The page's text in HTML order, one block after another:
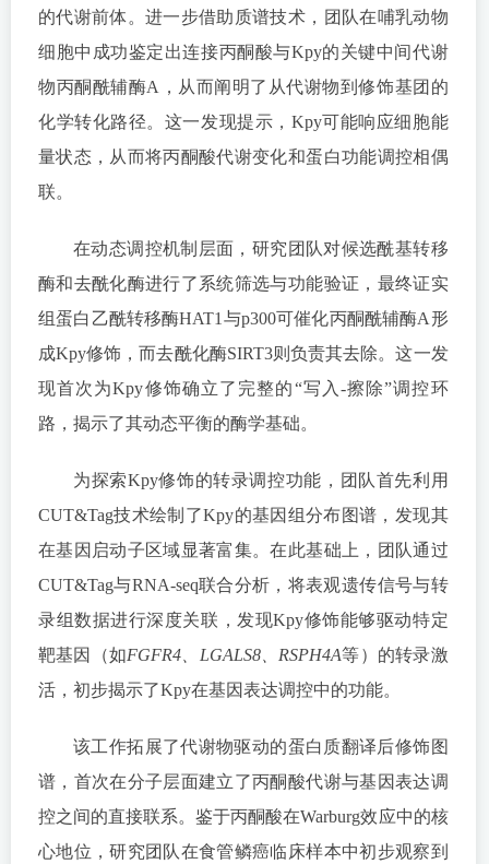
的代谢前体。进一步借助质谱技术，团队在哺乳动物
细胞中成功鉴定出连接丙酮酸与Kpy的关键中间代谢
物丙酮酰辅酶A，从而阐明了从代谢物到修饰基团的
化学转化路径。这一发现提示，Kpy可能响应细胞能
量状态，从而将丙酮酸代谢变化和蛋白功能调控相偶
联。
在动态调控机制层面，研究团队对候选酰基转移
酶和去酰化酶进行了系统筛选与功能验证，最终证实
组蛋白乙酰转移酶HAT1与p300可催化丙酮酰辅酶A形
成Kpy修饰，而去酰化酶SIRT3则负责其去除。这一发
现首次为Kpy修饰确立了完整的“写入-擦除”调控环
路，揭示了其动态平衡的酶学基础。
为探索Kpy修饰的转录调控功能，团队首先利用
CUT&Tag技术绘制了Kpy的基因组分布图谱，发现其
在基因启动子区域显著富集。在此基础上，团队通过
CUT&Tag与RNA-seq联合分析，将表观遗传信号与转
录组数据进行深度关联，发现Kpy修饰能够驱动特定
靶基因（如FGFR4、LGALS8、RSPH4A等）的转录激
活，初步揭示了Kpy在基因表达调控中的功能。
该工作拓展了代谢物驱动的蛋白质翻译后修饰图
谱，首次在分子层面建立了丙酮酸代谢与基因表达调
控之间的直接联系。鉴于丙酮酸在Warburg效应中的核
心地位，研究团队在食管鳞癌临床样本中初步观察到